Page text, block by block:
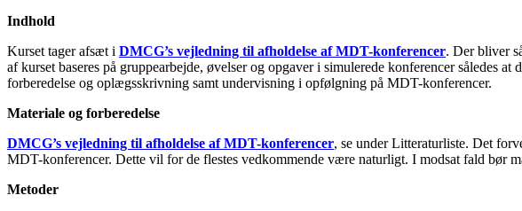
Indhold
Kurset tager afsæt i DMCG’s vejledning til afholdelse af MDT-konferencer. Der bliver
af kurset baseres på gruppearbejde, øvelser og opgaver i simulerede konferencer således
forberedelse og oplægsskrivning samt undervisning i opfølgning på MDT-konferencer.
Materiale og forberedelse
DMCG’s vejledning til afholdelse af MDT-konferencer, se under Litteraturliste. Det
MDT-konferencer. Dette vil for de flestes vedkommende være naturligt. I modsat fald bør
Metoder